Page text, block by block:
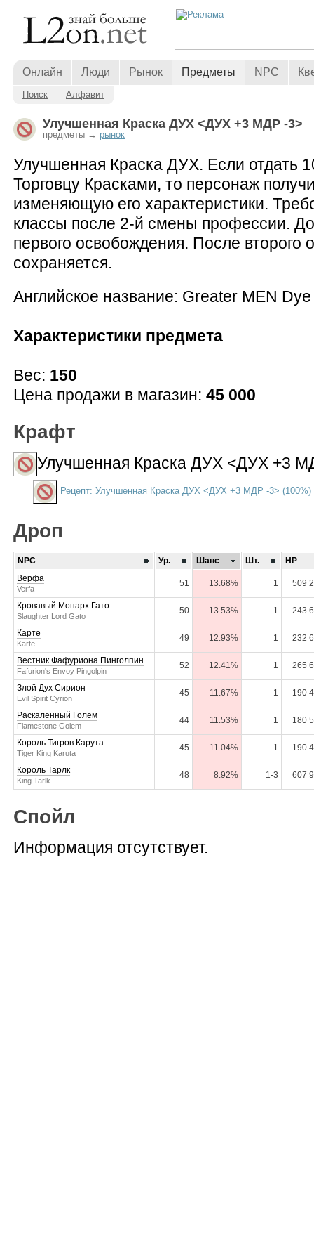
Онлайн Люди Рынок Предметы NPC
Поиск Алфавит
Улучшенная Краска ДУХ <ДУХ +3 МДР -3>
предметы → рынок
Улучшенная Краска ДУХ. Если отдать
Торговцу Красками, то персонаж
изменяющую его характеристики.
классы после 2-й смены профессии.
первого освобождения. После второго
сохраняется.
Английское название: Greater MEN Dye
Характеристики предмета
Вес: 150
Цена продажи в магазин: 45 000
Крафт
Улучшенная Краска ДУХ <ДУХ +3
Рецепт: Улучшенная Краска ДУХ <ДУХ +3 МДР -3> (100%)
Дроп
NPC Ур. Шанс Шт.
HP
Верфа
Verfa
51 13.68% 1 509
Кровавый Монарх Гато
Slaughter Lord Gato
50 13.53% 1 243
Карте
Karte
49 12.93% 1 232
Вестник Фафуриона Пинголпин
Fafurion's Envoy Pingolpin
52 12.41% 1 265
Злой Дух Сирион
Evil Spirit Cyrion
45 11.67% 1 190
Раскаленный Голем
Flamestone Golem
44 11.53% 1 180
Король Тигров Карута
Tiger King Karuta
45 11.04% 1 190
Король Тарлк
King Tarlk
48 8.92% 1-3 607
Спойл
Информация отсутствует.